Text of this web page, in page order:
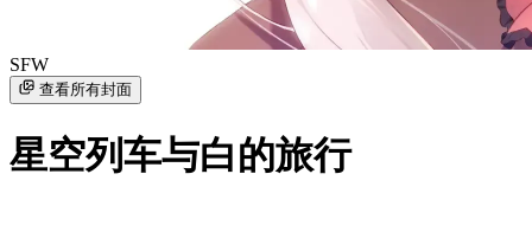
SFW
查看所有封面
星空列车与白的旅行